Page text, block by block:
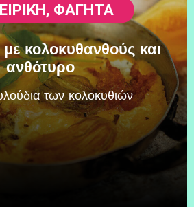
, ΦΑΓΗΤΆ
κολοκυθανθούς και
ανθότυρο
των κολοκυθιών